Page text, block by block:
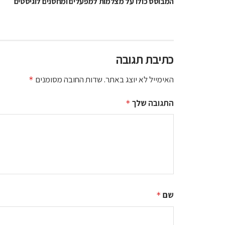
כתיבת תגובה
האימייל לא יוצג באתר.שדות החובה מסומנים *
התגובה שלך *
שם *